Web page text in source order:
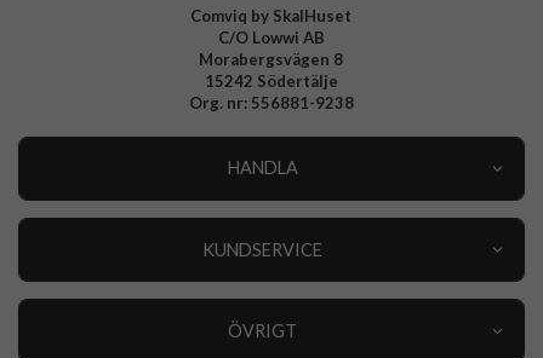
Comviq by SkalHuset
C/O Lowwi AB
Morabergsvägen 8
15242 Södertälje
Org. nr: 556881-9238
HANDLA
KUNDSERVICE
ÖVRIGT